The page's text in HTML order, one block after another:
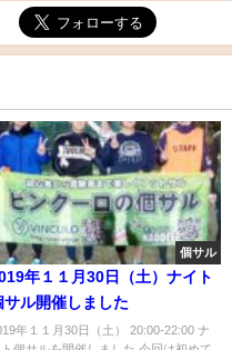
個サル
年１１月30日（土）ナイト
サル開催しました
年１１月30日（土） 20:00-22:00 ナ